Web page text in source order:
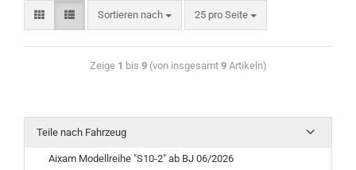
Sortieren nach 25 pro Seite
Zeige 1 bis 9(von insgesamt 9Artikeln)
Teile nach Fahrzeug
Aixam Modellreihe "S10-2" ab BJ 06/2026